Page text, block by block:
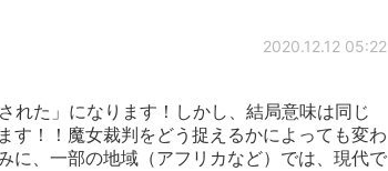
2020.12.12 05:22
れた」になります！しかし、結局意味は同じ
す！！魔女裁判をどう捉えるかによっても変わ
に、一部の地域（アフリカなど）では、現代で